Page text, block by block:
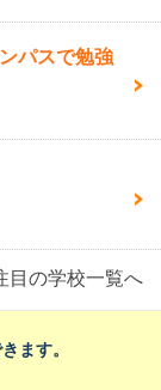
パスで勉強
目の学校一覧へ
ます。